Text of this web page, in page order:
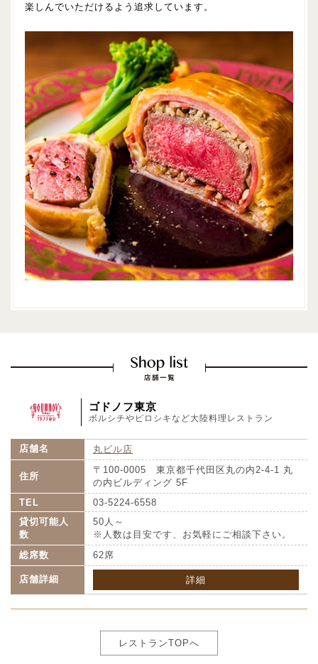
楽しんでいただけるよう追求しています。
ゴドノフ東京
ボルシチやピロシキなど大陸料理レストラン
店舗名 丸ビル店
住所
〒100-0005 東京都千代田区丸の内2-4-1 丸
の内ビルディング 5F
TEL
03-5224-6558
貸切可能人
数
50人～
※人数は目安です、お気軽にご相談下さい。
総席数
62席
店舗詳細 詳細
レストランTOPへ